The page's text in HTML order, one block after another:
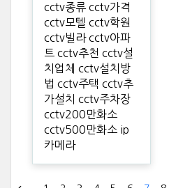
cctv종류 cctv가격
cctv모텔 cctv학원
cctv빌라 cctv아파
트 cctv추천 cctv설
치업체 cctv설치방
법 cctv주택 cctv추
가설치 cctv주차장
cctv200만화소
cctv500만화소 ip
카메라